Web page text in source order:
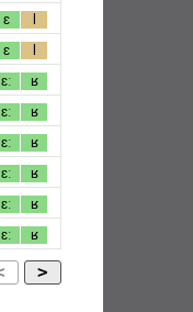
ɛ l
ɛ l
ɛː ʁ
ɛː ʁ
ɛː ʁ
ɛː ʁ
ɛː ʁ
ɛː ʁ